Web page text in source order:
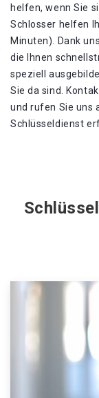
helfen, wenn Sie
Schlosser helfen
Minuten). Dank
die Ihnen
speziell
Sie da sind.
und rufen Sie uns
Schlüsseldienst